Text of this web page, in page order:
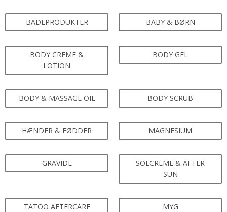
BADEPRODUKTER BABY & BØRN
BODY CREME &
LOTION
BODY GEL
BODY & MASSAGE OIL BODY SCRUB
HÆNDER & FØDDER MAGNESIUM
GRAVIDE
SOLCREME & AFTER
SUN
TATOO AFTERCARE MYG